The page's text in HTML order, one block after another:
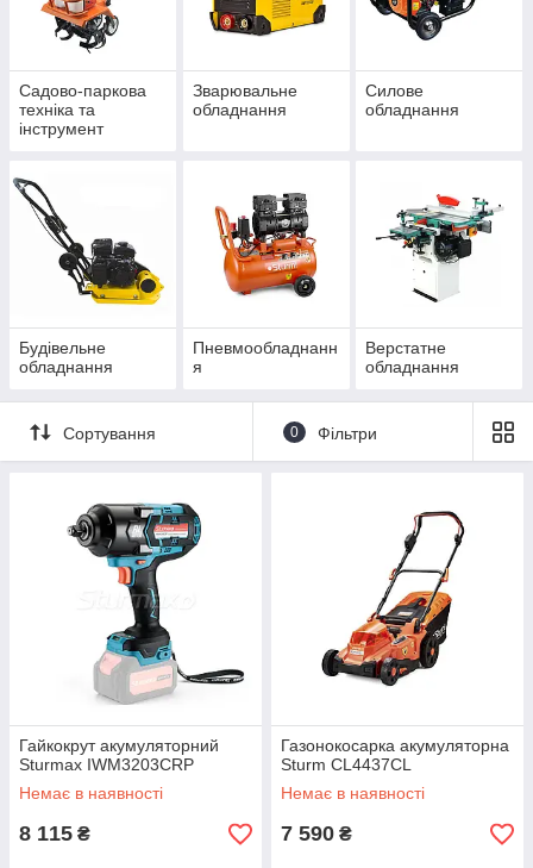
Садово-паркова
техніка та
інструмент
Зварювальне
обладнання
Силове
обладнання
Будівельне
обладнання
Пневмообладнанн
я
Верстатне
обладнання
Сортування 0 Фільтри
Гайкокрут акумуляторний
Sturmax IWM3203CRP
Немає в наявності
8 115 ₴
Газонокосарка акумуляторна
Sturm CL4437CL
Немає в наявності
7 590 ₴